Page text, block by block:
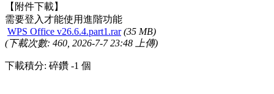
【附件下載】
需要登入才能使用進階功能
WPS Office v26.6.4.part1.rar (35 MB)
(下載次數: 460, 2026-7-7 23:48 上傳)
下載積分: 碎鑽 -1 個